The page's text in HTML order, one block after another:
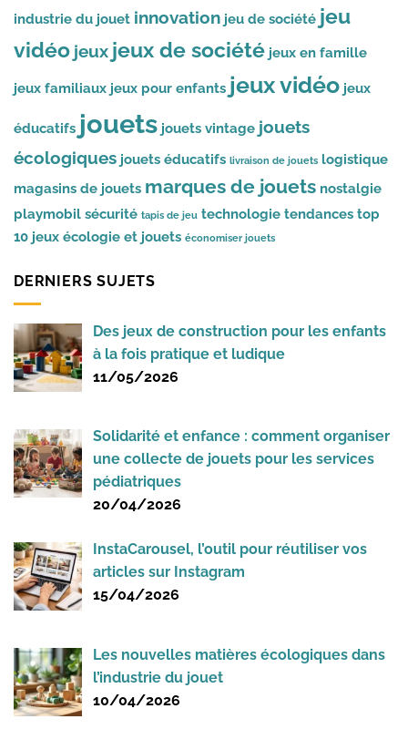
industrie du jouet innovation jeu de société jeu
vidéo jeux jeux de société jeux en famille
jeux familiaux jeux pour enfants jeux vidéo jeux
éducatifs jouets jouets vintage jouets
écologiques jouets éducatifs livraison de jouets logistique
magasins de jouets marques de jouets nostalgie
playmobil sécurité tapis de jeu technologie tendances top
10 jeux écologie et jouets économiser jouets
DERNIERS SUJETS
Des jeux de construction pour les enfants
à la fois pratique et ludique
11/05/2026
Solidarité et enfance : comment organiser
une collecte de jouets pour les services
pédiatriques
20/04/2026
InstaCarousel, l’outil pour réutiliser vos
articles sur Instagram
15/04/2026
Les nouvelles matières écologiques dans
l’industrie du jouet
10/04/2026